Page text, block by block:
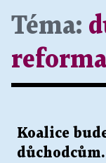
Téma:
Koalice